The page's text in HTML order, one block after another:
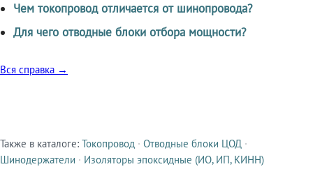
Чем токопровод отличается от шинопровода?
Для чего отводные блоки отбора мощности?
Вся справка →
Смежные продукты
Также в каталоге: Токопровод · Отводные блоки ЦОД ·
Шинодержатели · Изоляторы эпоксидные (ИО, ИП, КИНН)